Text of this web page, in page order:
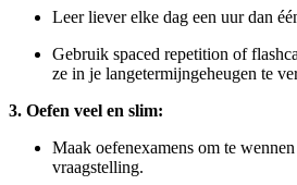
Leer liever elke dag een uur dan
Gebruik spaced repetition of
ze in je langetermijngeheugen te
3. Oefen veel en slim:
Maak oefenexamens om te
vraagstelling.